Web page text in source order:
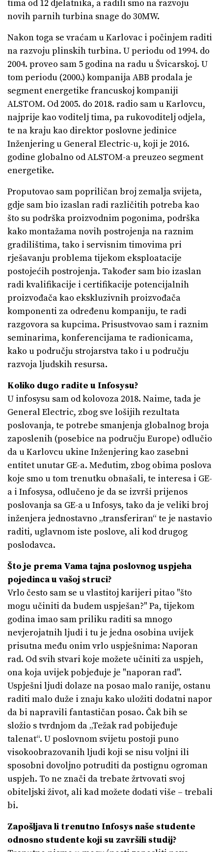
tima od 12 djelatnika, a radili smo na razvoju
novih parnih turbina snage do 30MW.
Nakon toga se vraćam u Karlovac i počinjem raditi
na razvoju plinskih turbina. U periodu od 1994. do
2004. proveo sam 5 godina na radu u Švicarskoj. U
tom periodu (2000.) kompanija ABB prodala je
segment energetike francuskoj kompaniji
ALSTOM. Od 2005. do 2018. radio sam u Karlovcu,
najprije kao voditelj tima, pa rukovoditelj odjela,
te na kraju kao direktor poslovne jedinice
Inženjering u General Electric-u, koji je 2016.
godine globalno od ALSTOM-a preuzeo segment
energetike.
Proputovao sam popriličan broj zemalja svijeta,
gdje sam bio izaslan radi različitih potreba kao
što su podrška proizvodnim pogonima, podrška
kako montažama novih postrojenja na raznim
gradilištima, tako i servisnim timovima pri
rješavanju problema tijekom eksploatacije
postojećih postrojenja. Također sam bio izaslan
radi kvalifikacije i certifikacije potencijalnih
proizvođača kao ekskluzivnih proizvođača
komponenti za određenu kompaniju, te radi
razgovora sa kupcima. Prisustvovao sam i raznim
seminarima, konferencijama te radionicama,
kako u području strojarstva tako i u području
razvoja ljudskih resursa.
Koliko dugo radite u Infosysu?
U infosysu sam od kolovoza 2018. Naime, tada je
General Electric, zbog sve lošijih rezultata
poslovanja, te potrebe smanjenja globalnog broja
zaposlenih (posebice na području Europe) odlučio
da u Karlovcu ukine Inženjering kao zasebni
entitet unutar GE-a. Međutim, zbog obima poslova
koje smo u tom trenutku obnašali, te interesa i GE-
a i Infosysa, odlučeno je da se izvrši prijenos
poslovanja sa GE-a u Infosys, tako da je veliki broj
inženjera jednostavno „transferiran“ te je nastavio
raditi, uglavnom iste poslove, ali kod drugog
poslodavca.
Što je prema Vama tajna poslovnog uspjeha
pojedinca u vašoj struci?
Vrlo često sam se u vlastitoj karijeri pitao "što
mogu učiniti da budem uspješan?" Pa, tijekom
godina imao sam priliku raditi sa mnogo
nevjerojatnih ljudi i tu je jedna osobina uvijek
prisutna među onim vrlo uspješnima: Naporan
rad. Od svih stvari koje možete učiniti za uspjeh,
ona koja uvijek pobjeđuje je "naporan rad".
Uspješni ljudi dolaze na posao malo ranije, ostanu
raditi malo duže i znaju kako uložiti dodatni napor
da bi napravili fantastičan posao. Čak bih se
složio s tvrdnjom da „Težak rad pobijeđuje
talenat“. U poslovnom svijetu postoji puno
visokoobrazovanih ljudi koji se nisu voljni ili
sposobni dovoljno potruditi da postignu ogroman
uspjeh. To ne znači da trebate žrtvovati svoj
obiteljski život, ali kad možete dodati više – trebali
bi.
Zapošljava li trenutno Infosys naše studente
odnosno studente koji su završili studij?